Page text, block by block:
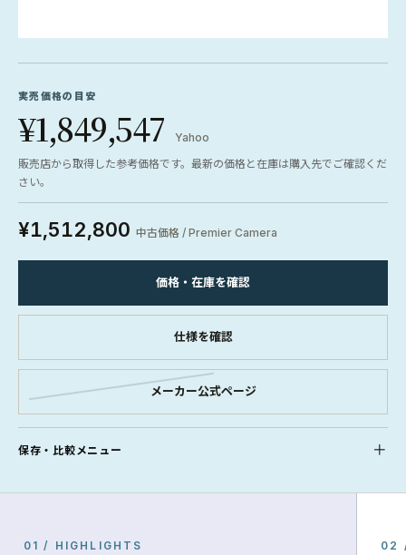
実売価格の目安
¥1,849,547
Yahoo
販売店から取得した参考価格です。最新の価格と在庫は購入先でご確認くだ
さい。
¥1,512,800 中古価格 / Premier Camera
価格・在庫を確認
仕様を確認
メーカー公式ページ
保存・比較メニュー
01 / HIGHLIGHTS 02